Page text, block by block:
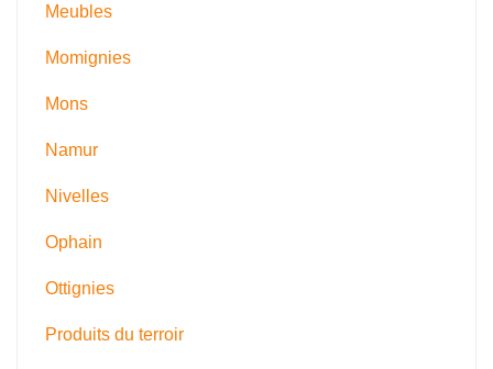
Meubles
Momignies
Mons
Namur
Nivelles
Ophain
Ottignies
Produits du terroir